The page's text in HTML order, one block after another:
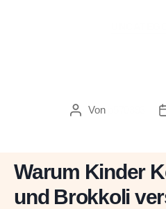
Beitragsautor
Von
Warum Kinder
und Brokkoli